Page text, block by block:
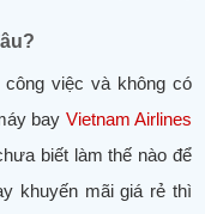
việc và không có
bay Vietnam Airlines
biết làm thế nào để
khuyến mãi giá rẻ thì